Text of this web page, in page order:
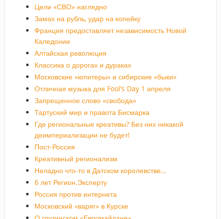
Цели «СВО» наглядно
Замах на рубль, удар на копейку
Франция предоставляет независимость Новой
Каледонии
Алтайская революция
Классика о дорогах и дураках
Московские «юпитеры» и сибирские «быки»
Отличная музыка для Fool’s Day 1 апреля
Запрещенное слово «свобода»
Тартуский мир и правота Бисмарка
Где региональные креативы? Без них никакой
деимпериализации не будет!
Пост-Россия
Креативный регионализм
Неладно что-то в Датском королевстве…
6 лет Регион.Эксперту
Россия против интернета
Московский «варяг» в Курске